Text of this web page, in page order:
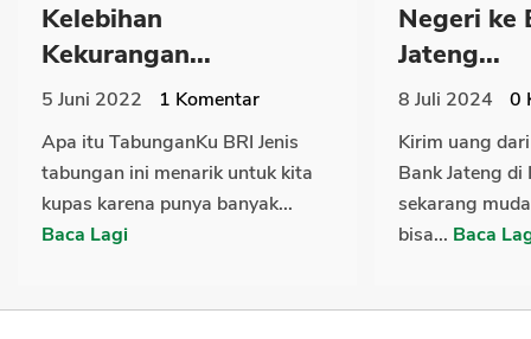
Kelebihan
Kekurangan...
5 Juni 2022 1 Komentar
Apa itu TabunganKu BRI Jenis
tabungan ini menarik untuk kita
kupas karena punya banyak...
Baca Lagi
Negeri ke
Jateng...
8 Juli 2024 0
Kirim uang
Bank Jateng di
sekarang
bisa... Baca